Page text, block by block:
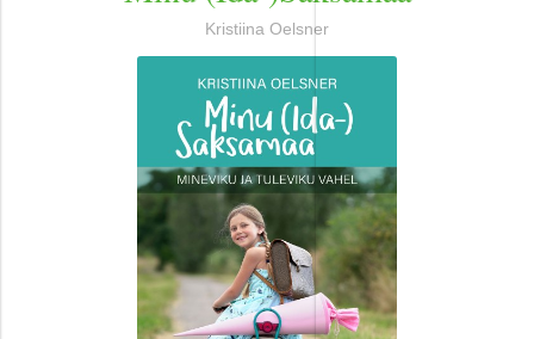
Biograafiad ja memuaarid
Etenduskunstid
Kristiina Oelsner